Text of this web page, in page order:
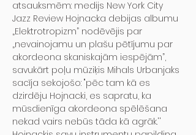
atsauksmēm: medijs New York City
Jazz Review Hojnacka debijas albumu
„Elektrotropizm” nodēvējis par
„nevainojamu un plašu pētījumu par
akordeona skaniskajām iespējām”,
savukārt poļu mūziķis Mihals Urbanjaks
sacīja sekojošo: "pēc tam kā es
dzirdēju Hojnacki, es sapratu, ka
mūsdienīga akordeona spēlēšana
nekad vairs nebūs tāda kā agrāk.''